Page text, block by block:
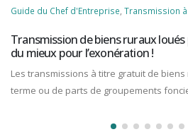
Guide du Chef d'Entreprise Transmission
Transmission de biens ruraux
du mieux pour l’exonération !
Les transmissions à titre gratuit de
terme ou de parts de groupements